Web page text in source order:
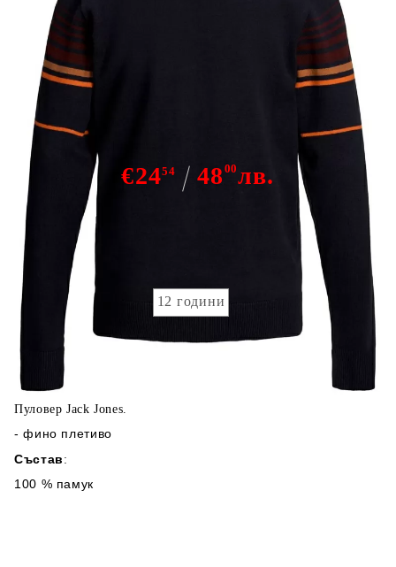
€2454 48 00лв.
Пуловер Jack Jones.
- фино плетиво
Състав :
100 % памук
детска номерация:
12 години